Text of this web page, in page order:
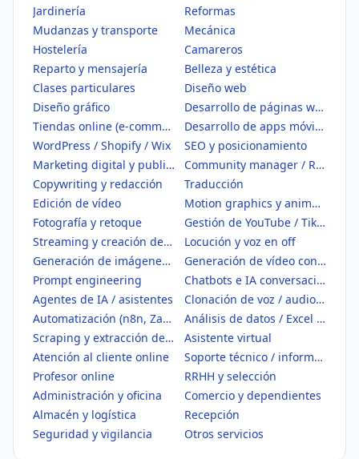
Jardinería
Reformas
Mudanzas y transporte
Mecánica
Hostelería
Camareros
Reparto y mensajería
Belleza y estética
Clases particulares
Diseño web
Diseño gráfico
Desarrollo de páginas web
Tiendas online (e-commerce)
Desarrollo de apps móviles
WordPress / Shopify / Wix
SEO y posicionamiento
Marketing digital y publicidad
Community manager / Redes sociales
Copywriting y redacción
Traducción
Edición de vídeo
Motion graphics y animación
Fotografía y retoque
Gestión de YouTube / TikTok
Streaming y creación de contenido
Locución y voz en off
Generación de imágenes con IA
Generación de vídeo con IA
Prompt engineering
Chatbots e IA conversacional
Agentes de IA / asistentes
Clonación de voz / audio IA
Automatización (n8n, Zapier, Make)
Análisis de datos / Excel / BI
Scraping y extracción de datos
Asistente virtual
Atención al cliente online
Soporte técnico / informático
Profesor online
RRHH y selección
Administración y oficina
Comercio y dependientes
Almacén y logística
Recepción
Seguridad y vigilancia
Otros servicios